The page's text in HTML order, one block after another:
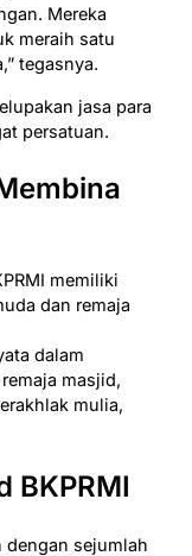
Mereka
meraih satu
tegasnya.
jasa para
persatuan.
memiliki
dan remaja
dalam
masjid,
mulia,
BKPRMI
dengan sejumlah